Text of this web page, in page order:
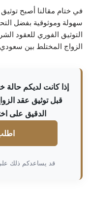
في ختام مقالنا أصبح
سهولة وموثوقية بفضل
التوثيق الفوري للعقود
الزواج المختلط بين
إذا كانت لديكم
قبل توثيق عقد
الدقيق على
قد يساعدكم ذلك